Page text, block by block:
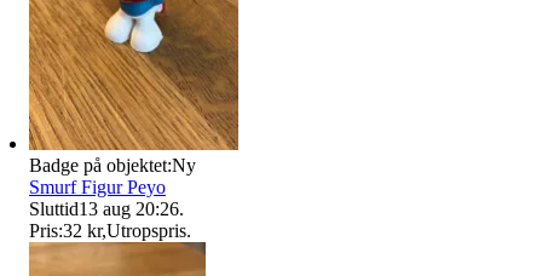
Badge på objektet:Ny
Smurf Figur Peyo
Sluttid13 aug 20:26.
Pris:32 kr,Utropspris.